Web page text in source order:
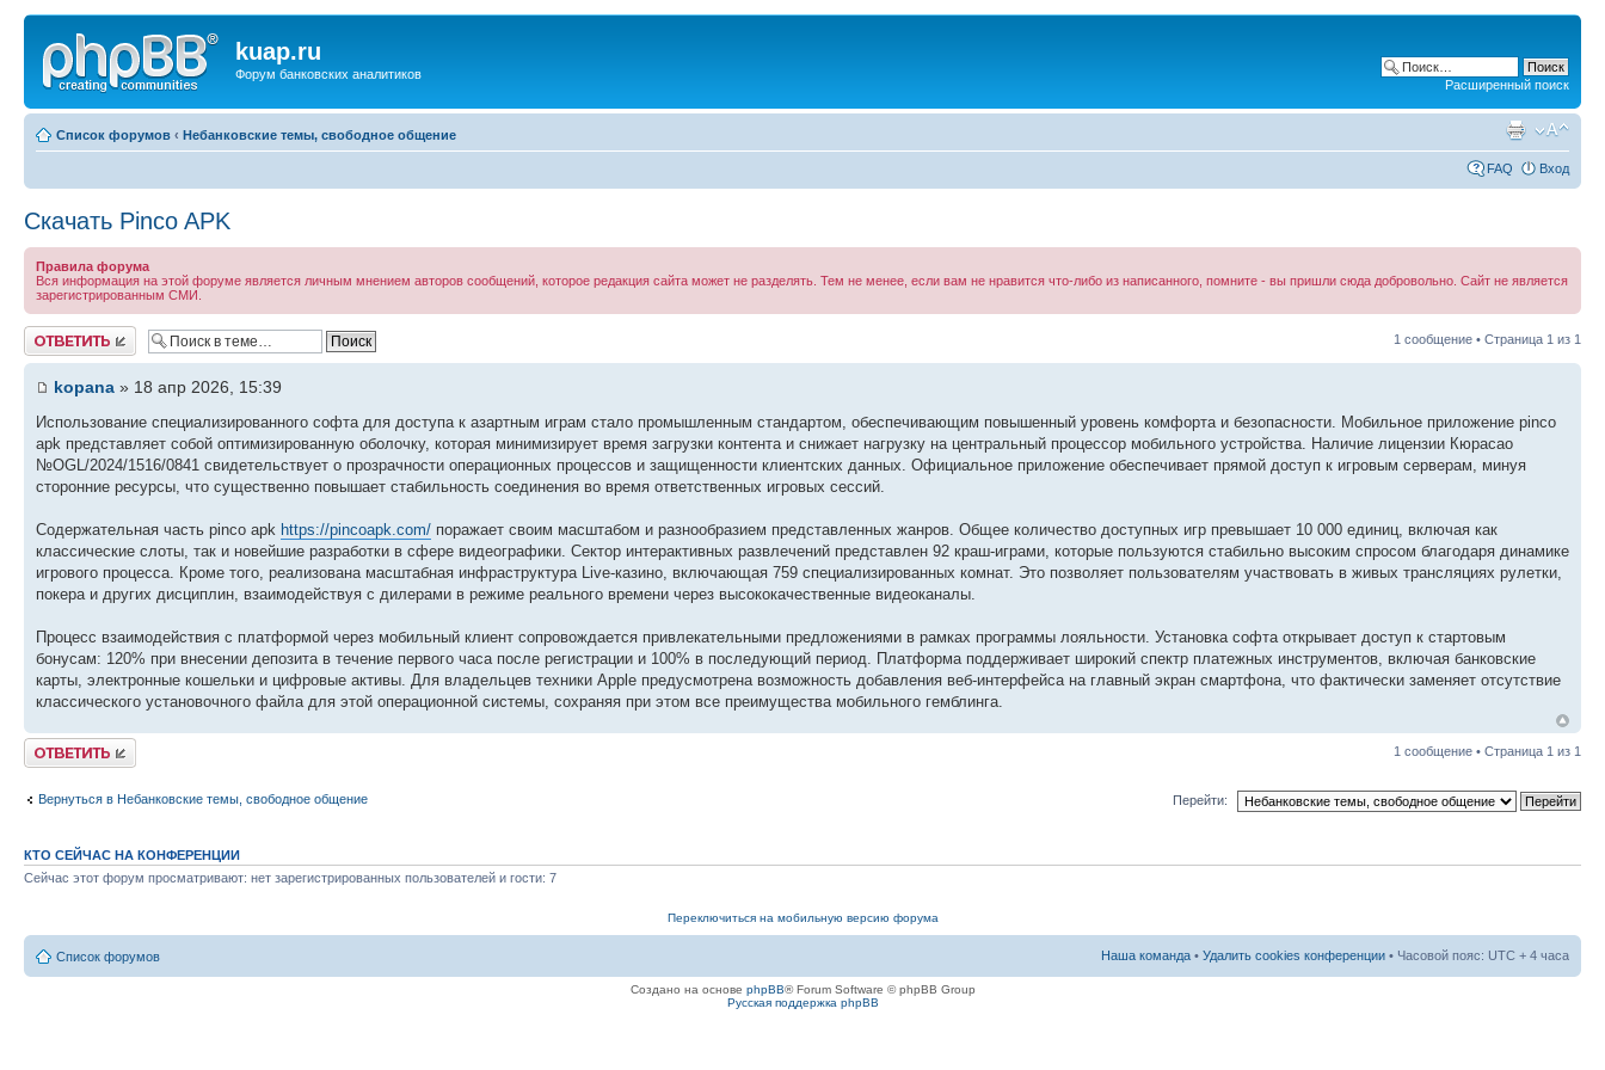
kuap.ru
Форум банковских аналитиков
Расширенный поиск
Список форумов ‹ Небанковские темы, свободное общение
FAQ Вход
Скачать Pinco APK
Правила форума
Вся информация на этой форуме является личным мнением авторов сообщений, которое редакция сайта может не разделять. Тем не менее, если вам не нравится что-либо из написанного, помните - вы пришли сюда добровольно. Сайт не является
зарегистрированным СМИ.
Ответить 1 сообщение • Страница 1 из 1
kopana » 18 апр 2026, 15:39
Использование специализированного софта для доступа к азартным играм стало промышленным стандартом, обеспечивающим повышенный уровень комфорта и безопасности. Мобильное приложение pinco
apk представляет собой оптимизированную оболочку, которая минимизирует время загрузки контента и снижает нагрузку на центральный процессор мобильного устройства. Наличие лицензии Кюрасао
№OGL/2024/1516/0841 свидетельствует о прозрачности операционных процессов и защищенности клиентских данных. Официальное приложение обеспечивает прямой доступ к игровым серверам, минуя
сторонние ресурсы, что существенно повышает стабильность соединения во время ответственных игровых сессий.
Содержательная часть pinco apk https://pincoapk.com/ поражает своим масштабом и разнообразием представленных жанров. Общее количество доступных игр превышает 10 000 единиц, включая как
классические слоты, так и новейшие разработки в сфере видеографики. Сектор интерактивных развлечений представлен 92 краш-играми, которые пользуются стабильно высоким спросом благодаря динамике
игрового процесса. Кроме того, реализована масштабная инфраструктура Live-казино, включающая 759 специализированных комнат. Это позволяет пользователям участвовать в живых трансляциях рулетки,
покера и других дисциплин, взаимодействуя с дилерами в режиме реального времени через высококачественные видеоканалы.
Процесс взаимодействия с платформой через мобильный клиент сопровождается привлекательными предложениями в рамках программы лояльности. Установка софта открывает доступ к стартовым
бонусам: 120% при внесении депозита в течение первого часа после регистрации и 100% в последующий период. Платформа поддерживает широкий спектр платежных инструментов, включая банковские
карты, электронные кошельки и цифровые активы. Для владельцев техники Apple предусмотрена возможность добавления веб-интерфейса на главный экран смартфона, что фактически заменяет отсутствие
классического установочного файла для этой операционной системы, сохраняя при этом все преимущества мобильного гемблинга.
Ответить 1 сообщение • Страница 1 из 1
Вернуться в Небанковские темы, свободное общение Перейти:
КТО СЕЙЧАС НА КОНФЕРЕНЦИИ
Сейчас этот форум просматривают: нет зарегистрированных пользователей и гости: 7
Переключиться на мобильную версию форума
Список форумов Наша команда • Удалить cookies конференции • Часовой пояс: UTC + 4 часа
Создано на основе phpBB® Forum Software © phpBB Group
Русская поддержка phpBB